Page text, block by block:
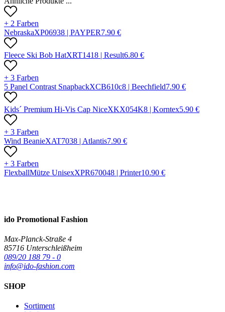
+ 2 Farben
NebraskaXP06938 | PAYPER7.90 €
Fleece Ski Bob HatXRT1418 | Result6.80 €
+ 3 Farben
5 Panel Contrast SnapbackXCB610c8 | Beechfield7.90 €
Kids´ Premium Hi-Vis Cap NiceXKX054K8 | Korntex5.90 €
+ 3 Farben
Wind BeanieXAT7038 | Atlantis7.90 €
+ 3 Farben
FlexballMütze UnisexXPR670048 | Printer10.90 €
ido Promotional Fashion
Max-Planck-Straße 4
85716 Unterschleißheim
089/20 188 79 - 0
info@ido-fashion.com
SHOP
Sortiment